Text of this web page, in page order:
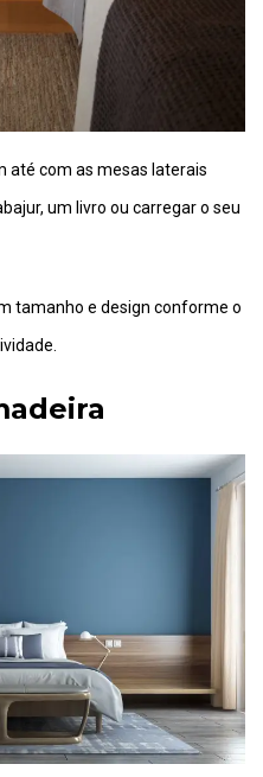
até com as mesas laterais
um livro ou carregar o seu
tamanho e design conforme o